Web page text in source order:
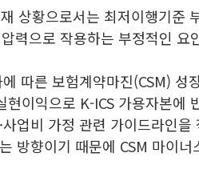
상황으로서는 최저이행기준
력으로 작용하는 부정적인 요
따른 보험계약마진(CSM) 성
현이익으로 K-ICS 가용자본에
사업비 가정 관련 가이드라인
방향이기 때문에 CSM 마이